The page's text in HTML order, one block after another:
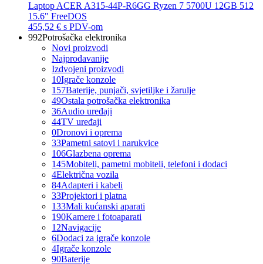
Laptop ACER A315-44P-R6GG Ryzen 7 5700U 12GB 512
15.6" FreeDOS
455,52 € s PDV-om
992Potrošačka elektronika
Novi proizvodi
Najprodavanije
Izdvojeni proizvodi
10Igrače konzole
157Baterije, punjači, svjetiljke i žarulje
49Ostala potrošačka elektronika
36Audio uređaji
44TV uređaji
0Dronovi i oprema
33Pametni satovi i narukvice
106Glazbena oprema
145Mobiteli, pametni mobiteli, telefoni i dodaci
4Električna vozila
84Adapteri i kabeli
33Projektori i platna
133Mali kućanski aparati
190Kamere i fotoaparati
12Navigacije
6Dodaci za igrače konzole
4Igrače konzole
90Baterije